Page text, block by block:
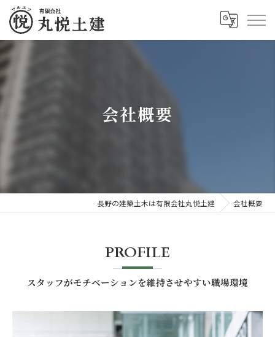
会社概要
長野の建築土木は有限会社丸悦土建 会社概要
スタッフがモチベーションを維持させやすい職場環境
PROFILE